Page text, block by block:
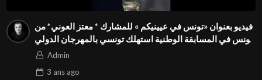
فيديو بعنوان «تونس في عيينيكم » للمشارك * معتز العوني* من
تونس في المسابقة الوطنية استهلك تونسي بالمهرجان الدولي
Season3 FIVS
Admin
3 ansago